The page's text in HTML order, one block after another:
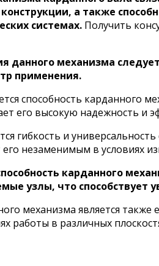
а также
системах. Получить
данного механизма
применения.
способность карданного
его высокую надежность
гибкость и
незаменимым в условиях
карданного
узлы, что способствует
механизма является
работы в различных